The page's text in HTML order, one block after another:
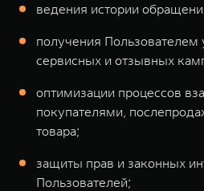
ведения истории
получения
сервисных и отзывных
оптимизации процессов
покупателями,
товара;
защиты прав и законных
Пользователей;